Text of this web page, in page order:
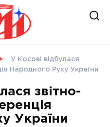
У Косові відбулася
Народного Руху України
звітно-
України